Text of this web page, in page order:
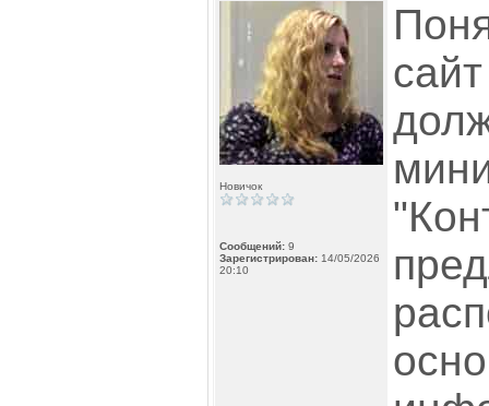
Новичок
Сообщений: 9
Зарегистрирован: 14/05/2026
20:10